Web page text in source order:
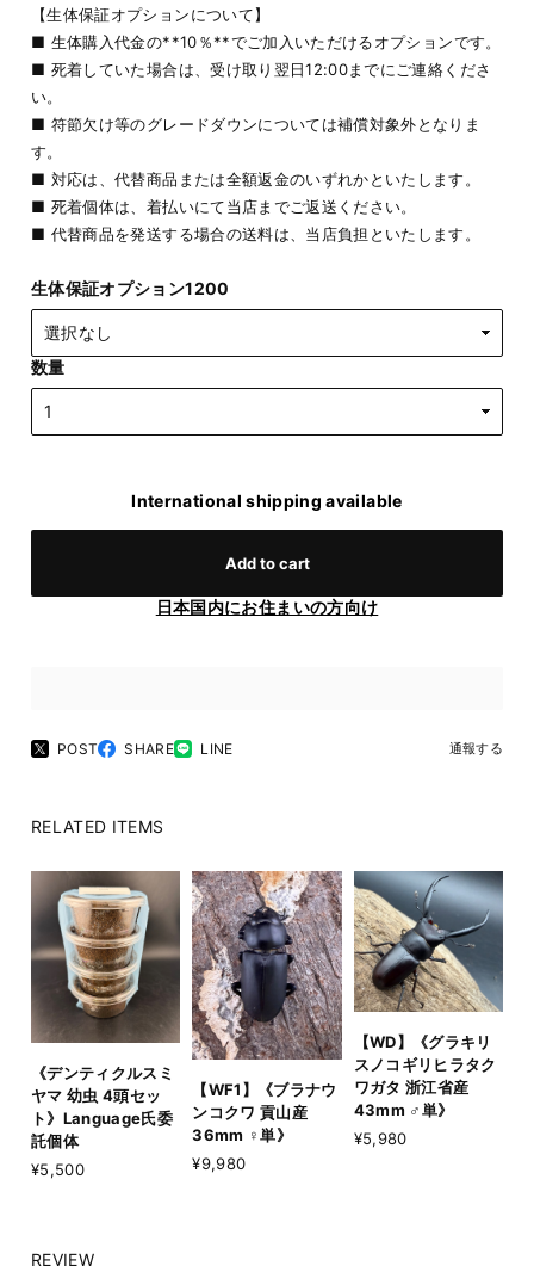
【生体保証オプションについて】
■ 生体購入代金の**10％**でご加入いただけるオプションです。
■ 死着していた場合は、受け取り翌日12:00までにご連絡くださ
い。
■ 符節欠け等のグレードダウンについては補償対象外となりま
す。
■ 対応は、代替商品または全額返金のいずれかといたします。
■ 死着個体は、着払いにて当店までご返送ください。
■ 代替商品を発送する場合の送料は、当店負担といたします。
生体保証オプション1200
数量
International shipping available
Add to cart
日本国内にお住まいの方向け
POST SHARE LINE 通報する
RELATED ITEMS
《デンティクルスミ
ヤマ 幼虫 4頭セッ
ト》Language氏委
託個体
¥5,500
【WF1】《ブラナウ
ンコクワ 貢山産
36mm ♀単》
¥9,980
【WD】《グラキリ
スノコギリヒラタク
ワガタ 浙江省産
43mm ♂単》
¥5,980
REVIEW